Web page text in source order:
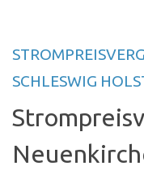
SCHLESWIG